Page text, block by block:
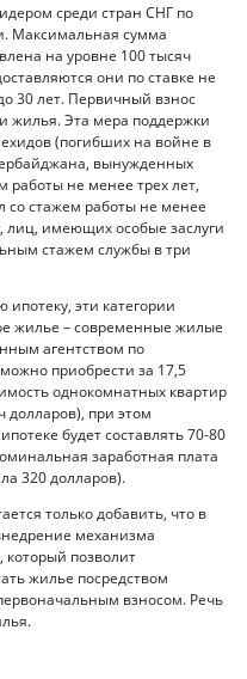
среди стран СНГ по
Максимальная сумма
на уровне 100 тысяч
они по ставке не
30 лет. Первичный взнос
жилья. Эта мера поддержки
(погибших на войне в
вынужденных
работы не менее трех лет,
со стажем работы не менее
лиц, имеющих особые заслуги
стажем службы в три
эти категории
жилье – современные жилые
агентством по
приобрести за 17,5
однокомнатных квартир
долларов), при этом
будет составлять 70-80
заработная плата
320 долларов).
только добавить, что в
механизма
который позволит
жилье посредством
взносом. Речь